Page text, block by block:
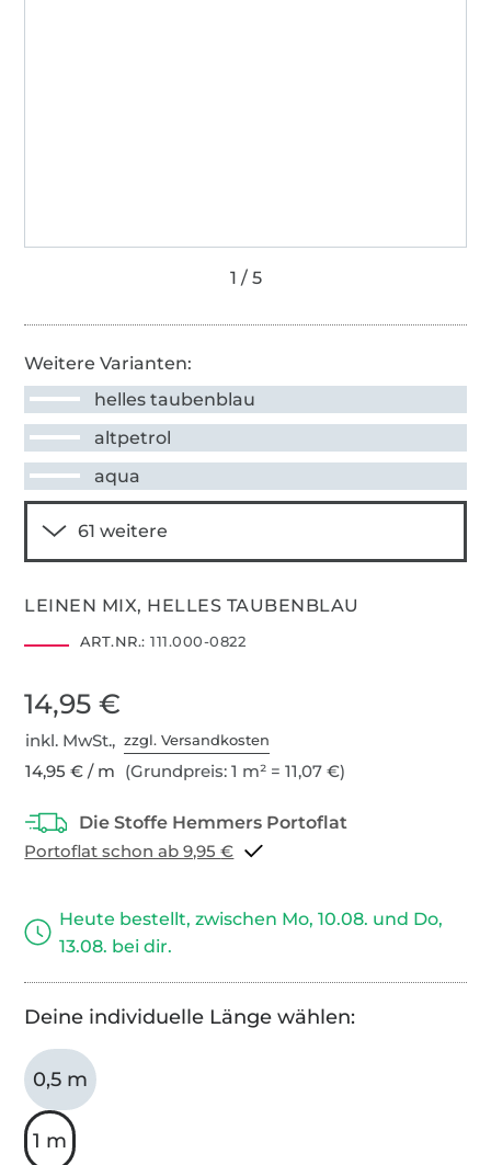
Weitere Varianten:
helles taubenblau
altpetrol
aqua
LEINEN MIX, HELLES TAUBENBLAU
ART.NR.: 111.000-0822
14,95 €
inkl. MwSt.,zzgl. Versandkosten
14,95 € / m (Grundpreis: 1 m² = 11,07 €)
Portoflat schon ab 9,95 €
Heute bestellt, zwischen Mo, 10.08. und Do,
13.08. bei dir.
Deine individuelle Länge wählen:
0,5 m
1 m